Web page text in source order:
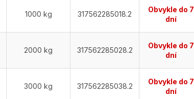
1000 kg 317562285018.2
Obvykle do 7
dní
2000 kg 317562285028.2
Obvykle do 7
dní
3000 kg 317562285038.2
Obvykle do 7
dní